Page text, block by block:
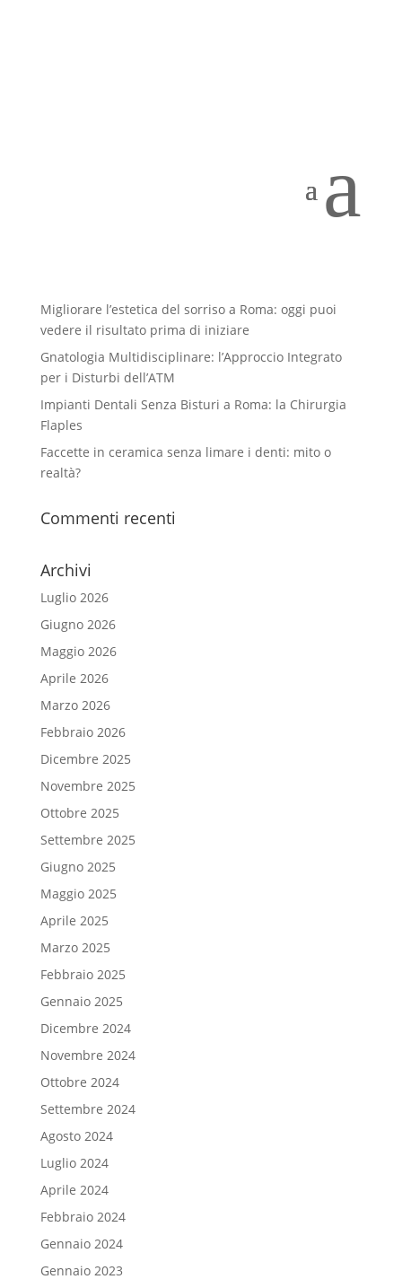
a
Migliorare l’estetica del sorriso a Roma: oggi puoi
vedere il risultato prima di iniziare
Gnatologia Multidisciplinare: l’Approccio Integrato
per i Disturbi dell’ATM
Impianti Dentali Senza Bisturi a Roma: la Chirurgia
Flaples
Faccette in ceramica senza limare i denti: mito o
realtà?
Commenti recenti
Archivi
Luglio 2026
Giugno 2026
Maggio 2026
Aprile 2026
Marzo 2026
Febbraio 2026
Dicembre 2025
Novembre 2025
Ottobre 2025
Settembre 2025
Giugno 2025
Maggio 2025
Aprile 2025
Marzo 2025
Febbraio 2025
Gennaio 2025
Dicembre 2024
Novembre 2024
Ottobre 2024
Settembre 2024
Agosto 2024
Luglio 2024
Aprile 2024
Febbraio 2024
Gennaio 2024
Gennaio 2023